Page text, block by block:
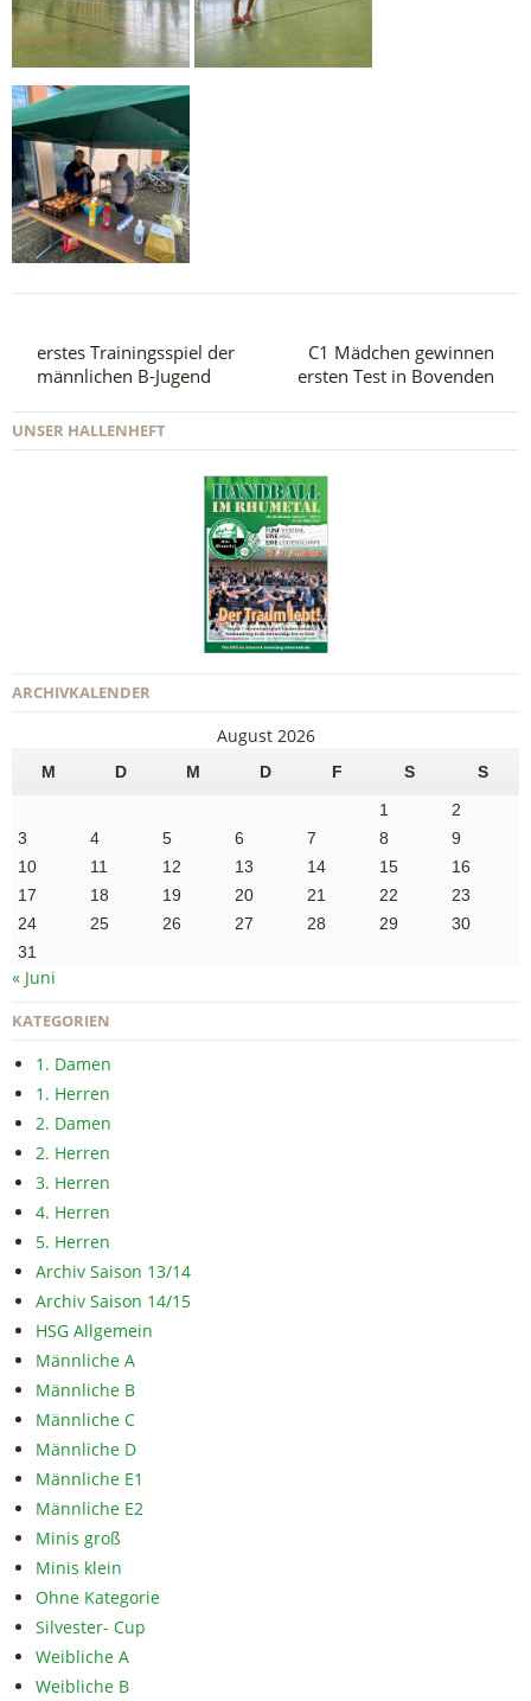
erstes Trainingsspiel der
männlichen B-Jugend
C1 Mädchen gewinnen
ersten Test in Bovenden
UNSER HALLENHEFT
ARCHIVKALENDER
August 2026
M D M D F S
S
1
2
3
4 5 6 7 8
9
10
11 12 13 14 15
16
17
18 19 20 21 22
23
24
25 26 27 28 29
30
31
« Juni
KATEGORIEN
1. Damen
1. Herren
2. Damen
2. Herren
3. Herren
4. Herren
5. Herren
Archiv Saison 13/14
Archiv Saison 14/15
HSG Allgemein
Männliche A
Männliche B
Männliche C
Männliche D
Männliche E1
Männliche E2
Minis groß
Minis klein
Ohne Kategorie
Silvester- Cup
Weibliche A
Weibliche B